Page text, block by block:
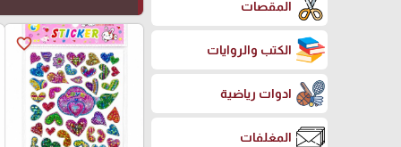
المقصات
الكتب والروايات
ادوات رياضية
المغلفات
favorite_border